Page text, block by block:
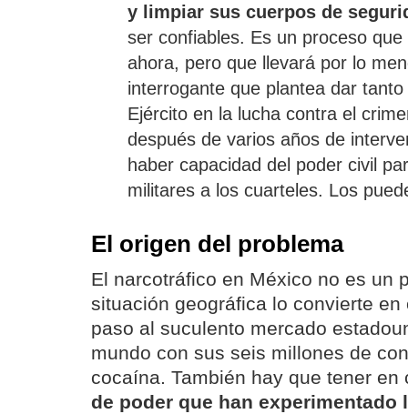
y limpiar sus cuerpos de
ser confiables. Es un proceso
ahora, pero que llevará por lo
interrogante que plantea dar
Ejército en la lucha contra el
después de varios años de
haber capacidad del poder civil
militares a los cuarteles. Los
El origen del problema
El narcotráfico en México no es un
situación geográfica lo convierte en
paso al suculento mercado
mundo con sus seis millones de
cocaína. También hay que tener
de poder que han experimentado